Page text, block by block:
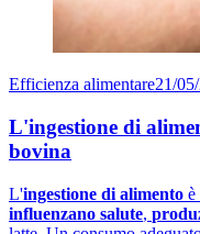
Efficienza alimentare21/
L'ingestione di
bovina
L'ingestione di alimento è
influenzano salute,